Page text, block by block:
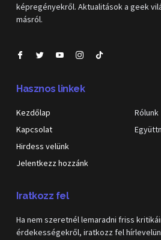
képregényekről. Aktualitások a geek
másról.
Hasznos linkek
Kezdőlap
Kapcsolat
Hirdess velünk
Jelentkezz hozzánk
Rólunk
Iratkozz fel
Ha nem szeretnél lemaradni friss
érdekességekről, iratkozz fel